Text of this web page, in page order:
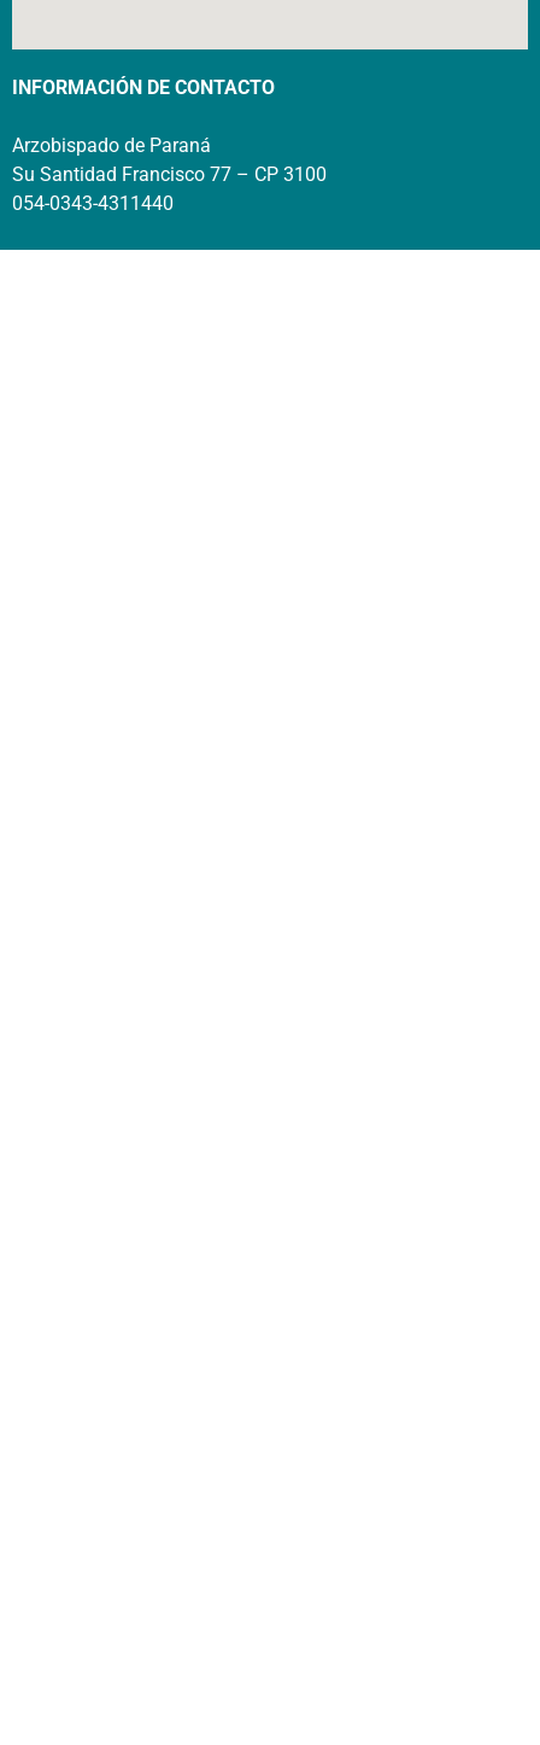
INFORMACIÓN DE CONTACTO
Arzobispado de Paraná
Su Santidad Francisco 77 – CP 3100
054-0343-4311440